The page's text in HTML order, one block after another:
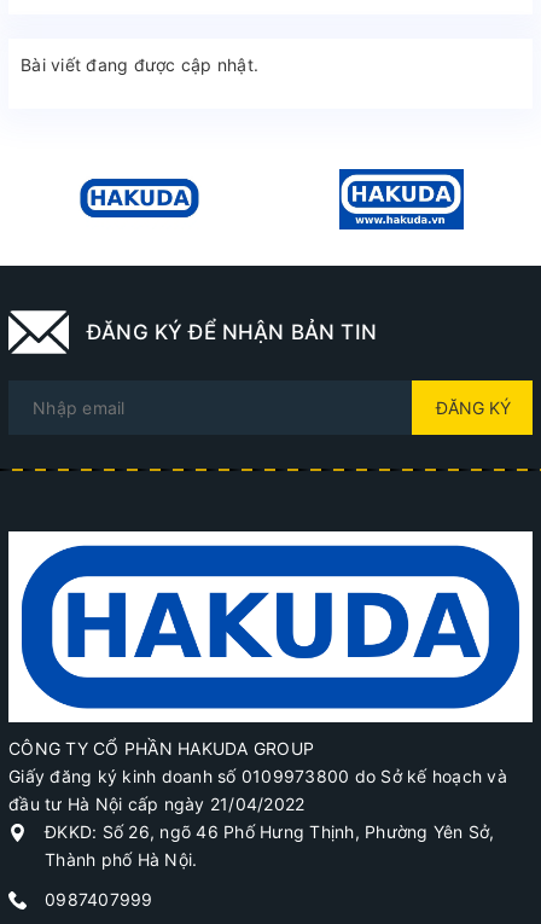
Bài viết đang được cập nhật.
ĐĂNG KÝ ĐỂ NHẬN BẢN TIN
ĐĂNG KÝ
CÔNG TY CỔ PHẦN HAKUDA GROUP
Giấy đăng ký kinh doanh số 0109973800 do Sở kế hoạch và
đầu tư Hà Nội cấp ngày 21/04/2022
ĐKKD: Số 26, ngõ 46 Phố Hưng Thịnh, Phường Yên Sở,
Thành phố Hà Nội.
0987407999